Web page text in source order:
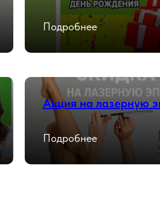
Подробнее
Акция на лазерную
Подробнее